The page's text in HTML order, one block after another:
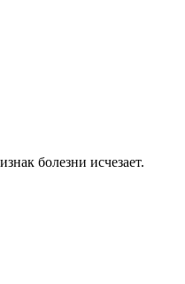
болезни исчезает.